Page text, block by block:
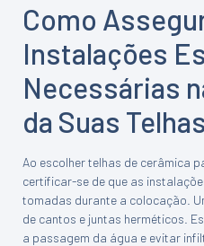
Como
Instalações
Necessárias
da Suas
Ao escolher telhas de cerâmica
certificar-se de que as
tomadas durante a colocação.
de cantos e juntas herméticos.
a passagem da água e evitar